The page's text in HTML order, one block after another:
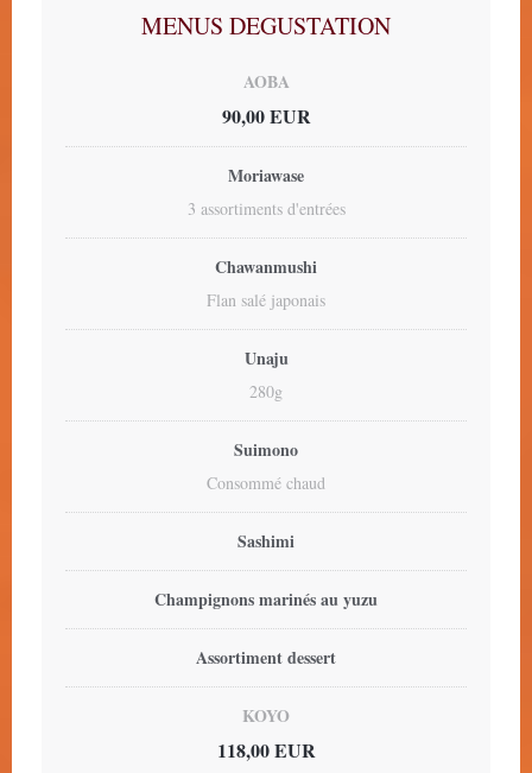
MENUS DEGUSTATION
AOBA
90,00 EUR
Moriawase
3 assortiments d'entrées
Chawanmushi
Flan salé japonais
Unaju
280g
Suimono
Consommé chaud
Sashimi
Champignons marinés au yuzu
Assortiment dessert
KOYO
118,00 EUR